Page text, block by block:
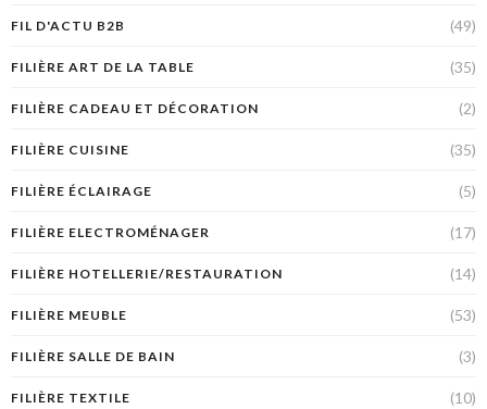
FIL D'ACTU B2B (49)
FILIÈRE ART DE LA TABLE (35)
FILIÈRE CADEAU ET DÉCORATION (2)
FILIÈRE CUISINE (35)
FILIÈRE ÉCLAIRAGE (5)
FILIÈRE ELECTROMÉNAGER (17)
FILIÈRE HOTELLERIE/RESTAURATION (14)
FILIÈRE MEUBLE (53)
FILIÈRE SALLE DE BAIN (3)
FILIÈRE TEXTILE (10)